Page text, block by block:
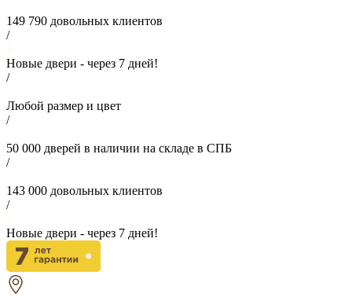
149 790 довольных клиентов
/
Новые двери - через 7 дней!
/
Любой размер и цвет
/
50 000 дверей в наличии на складе в СПБ
/
143 000 довольных клиентов
/
Новые двери - через 7 дней!